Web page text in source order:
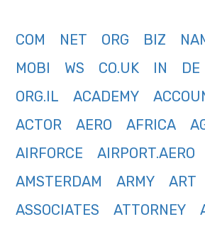
COM NET ORG BIZ
MOBI
WS CO.UK IN DE
ORG.IL
ACADEMY
ACTOR
AERO AFRICA
AIRFORCE
AIRPORT.AERO
AMSTERDAM
ARMY ART
ASSOCIATES
ATTORNEY